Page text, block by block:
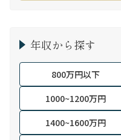
年収から探す
800万円以下
1000~1200万円
1400~1600万円